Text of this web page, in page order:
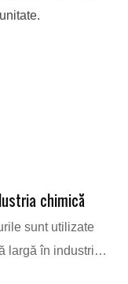
chimică
sunt utilizate
largă în industria